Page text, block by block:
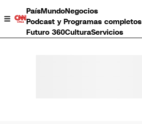
PaísMundoNegocios
Podcast y Programas completos
Futuro 360CulturaServicios